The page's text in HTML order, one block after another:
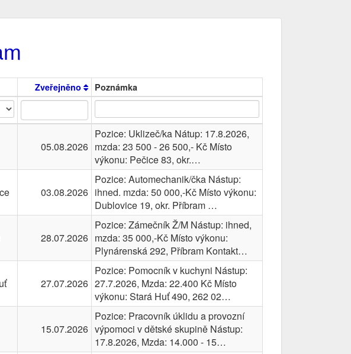
Zveřejněno Poznámka
05.08.2026
Pozice: Uklizeč/ka Nátup: 17.8.2026,
mzda: 23 500 - 26 500,- Kč Místo
výkonu: Pečice 83, okr.…
03.08.2026
Pozice: Automechanik/čka Nástup:
ihned. mzda: 50 000,-Kč Místo výkonu:
Dublovice 19, okr. Příbram …
28.07.2026
Pozice: Zámečník Ž/M Nástup: ihned,
mzda: 35 000,-Kč Místo výkonu:
Plynárenská 292, Příbram Kontakt…
27.07.2026
Pozice: Pomocník v kuchyni Nástup:
27.7.2026, Mzda: 22.400 Kč Místo
výkonu: Stará Huť 490, 262 02…
15.07.2026
Pozice: Pracovník úklidu a provozní
výpomoci v dětské skupině Nástup:
17.8.2026, Mzda: 14.000 - 15…